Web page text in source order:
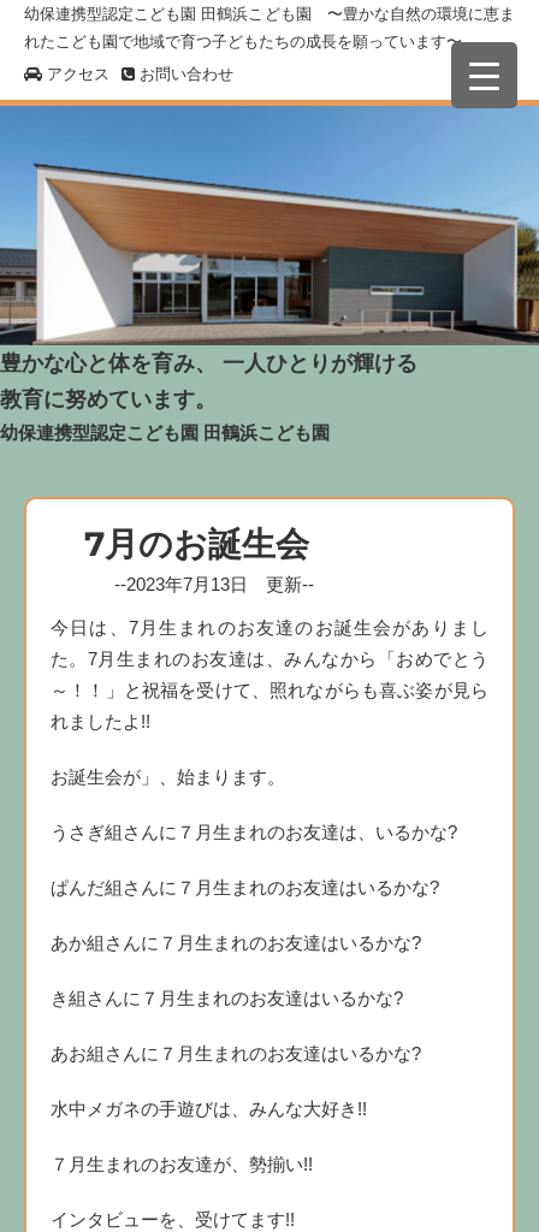
幼保連携型認定こども園 田鶴浜こども園 〜豊かな自然の環境に恵ま
れたこども園で地域で育つ子どもたちの成長を願っています〜
アクセス
お問い合わせ
豊かな心と体を育み、 一人ひとりが輝ける
教育に努めています。
幼保連携型認定こども園 田鶴浜こども園
7月のお誕生会
--2023年7月13日 更新--
今日は、7月生まれのお友達のお誕生会がありまし
た。7月生まれのお友達は、みんなから「おめでとう
～！！」と祝福を受けて、照れながらも喜ぶ姿が見ら
れましたよ!!
お誕生会が」、始まります。
うさぎ組さんに７月生まれのお友達は、いるかな?
ぱんだ組さんに７月生まれのお友達はいるかな?
あか組さんに７月生まれのお友達はいるかな?
き組さんに７月生まれのお友達はいるかな?
あお組さんに７月生まれのお友達はいるかな?
水中メガネの手遊びは、みんな大好き!!
７月生まれのお友達が、勢揃い!!
インタビューを、受けてます!!